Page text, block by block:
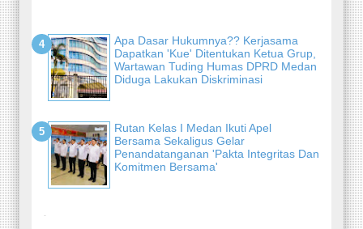
Apa Dasar Hukumnya?? Kerjasama
Dapatkan 'Kue' Ditentukan Ketua Grup,
Wartawan Tuding Humas DPRD Medan
Diduga Lakukan Diskriminasi
Rutan Kelas I Medan Ikuti Apel
Bersama Sekaligus Gelar
Penandatanganan 'Pakta Integritas Dan
Komitmen Bersama'
-